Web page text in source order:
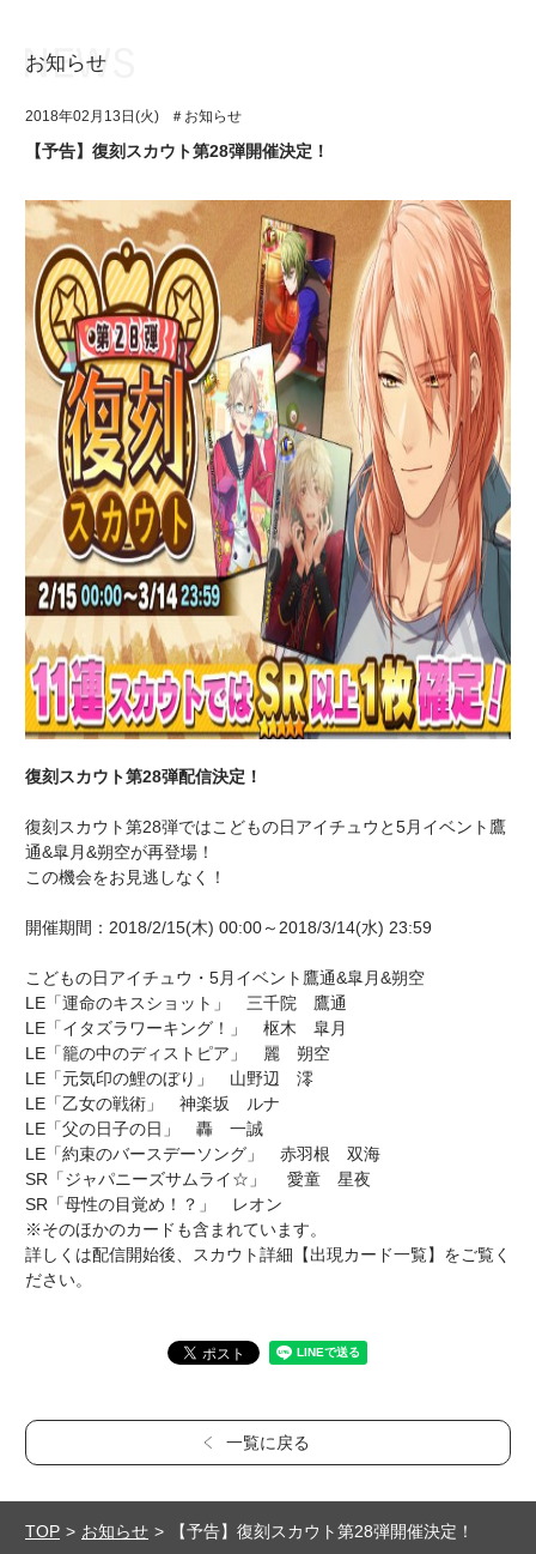
アプリゲーム
イベント・キャンペーン
ミュージック
グッズ・本
ギャラリー
ユニット&キャラクター
アプリゲーム
イベント・キャンペーン
ミュージック
グッズ・本
ギャラリー
お知らせ
2018年02月13日(火) ＃お知らせ
【予告】復刻スカウト第28弾開催決定！
復刻スカウト第28弾配信決定！
復刻スカウト第28弾ではこどもの日アイチュウと5月イベント鷹
通&皐月&朔空が再登場！
この機会をお見逃しなく！
開催期間：2018/2/15(木) 00:00～2018/3/14(水) 23:59
こどもの日アイチュウ・5月イベント鷹通&皐月&朔空
LE「運命のキスショット」 三千院 鷹通
LE「イタズラワーキング！」 枢木 皐月
LE「籠の中のディストピア」 麗 朔空
LE「元気印の鯉のぼり」 山野辺 澪
LE「乙女の戦術」 神楽坂 ルナ
LE「父の日子の日」 轟 一誠
LE「約束のバースデーソング」 赤羽根 双海
SR「ジャパニーズサムライ☆」 愛童 星夜
SR「母性の目覚め！？」 レオン
※そのほかのカードも含まれています。
詳しくは配信開始後、スカウト詳細【出現カード一覧】をご覧く
ださい。
一覧に戻る
TOP お知らせ 【予告】復刻スカウト第28弾開催決定！